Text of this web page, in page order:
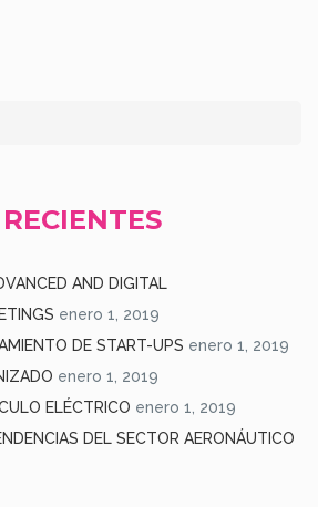
AND DIGITAL
enero 1, 2019
DE START-UPS enero 1, 2019
enero 1, 2019
ELÉCTRICO enero 1, 2019
DEL SECTOR AERONÁUTICO